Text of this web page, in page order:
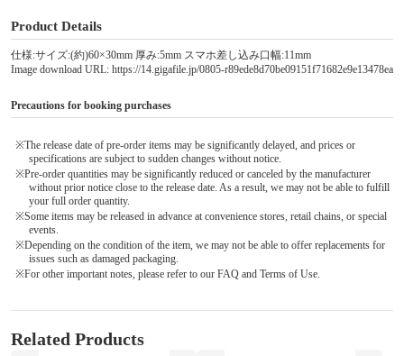
Product Details
仕様:サイズ:(約)60×30mm 厚み:5mm スマホ差し込み口幅:11mm
Image download URL: https://14.gigafile.jp/0805-r89ede8d70be09151f71682e9e13478ea
Precautions for booking purchases
※The release date of pre-order items may be significantly delayed, and prices or
specifications are subject to sudden changes without notice.
※Pre-order quantities may be significantly reduced or canceled by the manufacturer
without prior notice close to the release date. As a result, we may not be able to fulfill
your full order quantity.
※Some items may be released in advance at convenience stores, retail chains, or special
events.
※Depending on the condition of the item, we may not be able to offer replacements for
issues such as damaged packaging.
※For other important notes, please refer to our FAQ and Terms of Use.
Related Products